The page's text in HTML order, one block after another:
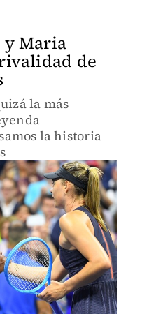
y Maria
de
la más
la historia